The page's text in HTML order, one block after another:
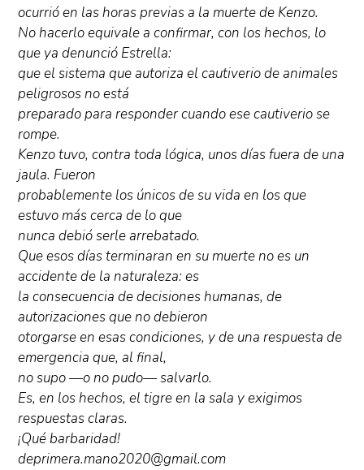
ocurrió en las horas previas a la muerte de Kenzo.
No hacerlo equivale a confirmar, con los hechos, lo
que ya denunció Estrella:
que el sistema que autoriza el cautiverio de animales
peligrosos no está
preparado para responder cuando ese cautiverio se
rompe.
Kenzo tuvo, contra toda lógica, unos días fuera de una
jaula. Fueron
probablemente los únicos de su vida en los que
estuvo más cerca de lo que
nunca debió serle arrebatado.
Que esos días terminaran en su muerte no es un
accidente de la naturaleza: es
la consecuencia de decisiones humanas, de
autorizaciones que no debieron
otorgarse en esas condiciones, y de una respuesta de
emergencia que, al final,
no supo —o no pudo— salvarlo.
Es, en los hechos, el tigre en la sala y exigimos
respuestas claras.
¡Qué barbaridad!
deprimera.mano2020@gmail.com